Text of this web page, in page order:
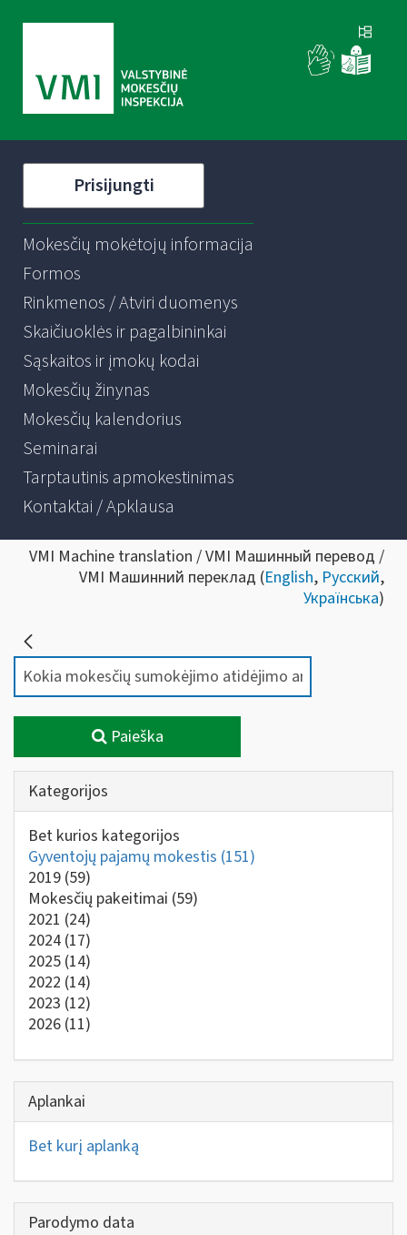
Prisijungti
Mokesčių mokėtojų informacija
Formos
Rinkmenos / Atviri duomenys
Skaičiuoklės ir pagalbininkai
Sąskaitos ir įmokų kodai
Mokesčių žinynas
Mokesčių kalendorius
Seminarai
Tarptautinis apmokestinimas
Kontaktai / Apklausa
VMI Machine translation / VMI Машинный перевод /
VMI Машинний переклад (English, Русский,
Українська)
Paieška
Kategorijos
Bet kurios kategorijos
Gyventojų pajamų mokestis (151)
2019 (59)
Mokesčių pakeitimai (59)
2021 (24)
2024 (17)
2025 (14)
2022 (14)
2023 (12)
2026 (11)
Aplankai
Bet kurį aplanką
Parodymo data